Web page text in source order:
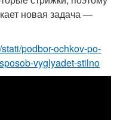
новая задача —
podbor-ochkov-po-
vyglyadet-stilno